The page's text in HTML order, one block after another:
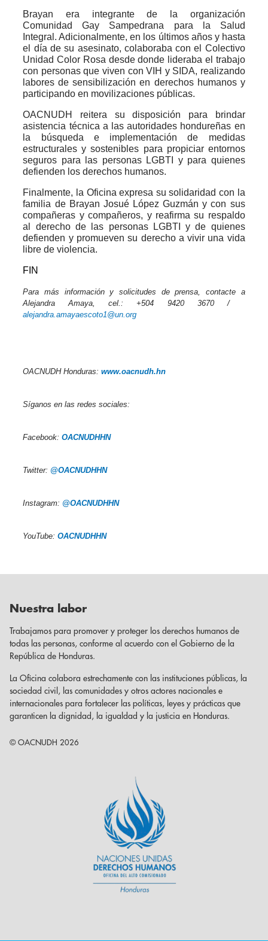
Brayan era integrante de la organización
Comunidad Gay Sampedrana para la Salud
Integral. Adicionalmente, en los últimos años y hasta
el día de su asesinato, colaboraba con el Colectivo
Unidad Color Rosa desde donde lideraba el trabajo
con personas que viven con VIH y SIDA, realizando
labores de sensibilización en derechos humanos y
participando en movilizaciones públicas.
OACNUDH reitera su disposición para brindar
asistencia técnica a las autoridades hondureñas en
la búsqueda e implementación de medidas
estructurales y sostenibles para propiciar entornos
seguros para las personas LGBTI y para quienes
defienden los derechos humanos.
Finalmente, la Oficina expresa su solidaridad con la
familia de Brayan Josué López Guzmán y con sus
compañeras y compañeros, y reafirma su respaldo
al derecho de las personas LGBTI y de quienes
defienden y promueven su derecho a vivir una vida
libre de violencia.
FIN
Para más información y solicitudes de prensa, contacte a
Alejandra Amaya, cel.: +504 9420 3670 /
alejandra.amayaescoto1@un.org
OACNUDH Honduras:www.oacnudh.hn
Síganos en las redes sociales:
Facebook:OACNUDHHN
Twitter: @OACNUDHHN
Instagram: @OACNUDHHN
YouTube:OACNUDHHN
Nuestra labor
Trabajamos para promover y proteger los derechos humanos de
todas las personas, conforme al acuerdo con el Gobierno de la
República de Honduras.
La Oficina colabora estrechamente con las instituciones públicas, la
sociedad civil, las comunidades y otros actores nacionales e
internacionales para fortalecer las políticas, leyes y prácticas que
garanticen la dignidad, la igualdad y la justicia en Honduras.
© OACNUDH 2026